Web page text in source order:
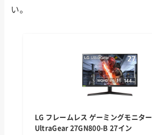
い。
LG フレームレス ゲーミングモニター
UltraGear 27GN800-B 27イン